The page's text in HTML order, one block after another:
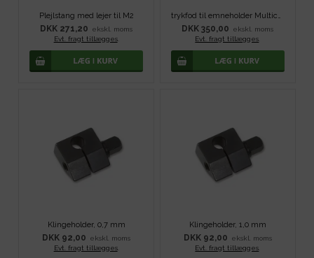
Plejlstang med lejer til M2
DKK 271,20
ekskl. moms
Evt. fragt tillægges.
trykfod til emneholder Multicut
DKK 350,00
ekskl. moms
Evt. fragt tillægges
Klingeholder, 0,7 mm
DKK 92,00
ekskl. moms
Evt. fragt tillægges.
Klingeholder, 1,0 mm
DKK 92,00
ekskl. moms
Evt. fragt tillægges